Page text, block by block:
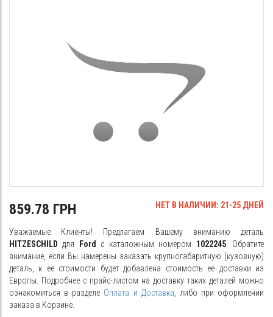
859.78 ГРН НЕТ В НАЛИЧИИ: 21-25 ДНЕЙ
Уважаемые Клиенты! Предлагаем Вашему вниманию деталь
HITZESCHILD для Ford с каталожным номером 1022245. Обратите
внимание, если Вы намерены заказать крупногабаритную (кузовную)
деталь, к её стоимости будет добавлена стоимость её доставки из
Европы. Подробнее с прайс-листом на доставку таких деталей можно
ознакомиться в разделе Оплата и Доставка , либо при оформлении
заказа в Корзине.